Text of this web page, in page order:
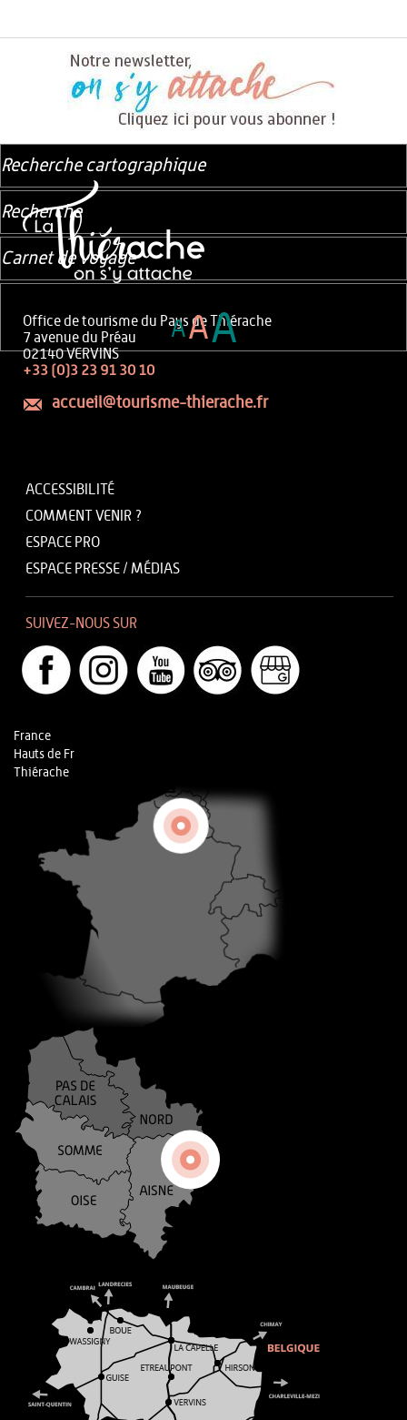
Office de tourisme du Pays de Thiérache
7 avenue du Préau
02140 VERVINS
+33 (0)3 23 91 30 10
accueil@tourisme-thierache.fr
ACCESSIBILITÉ
COMMENT VENIR ?
ESPACE PRO
ESPACE PRESSE / MÉDIAS
SUIVEZ-NOUS SUR
France
Hauts de Fr
Thiérache
Recherche cartographique
Recherche
Carnet de voyage
AAA